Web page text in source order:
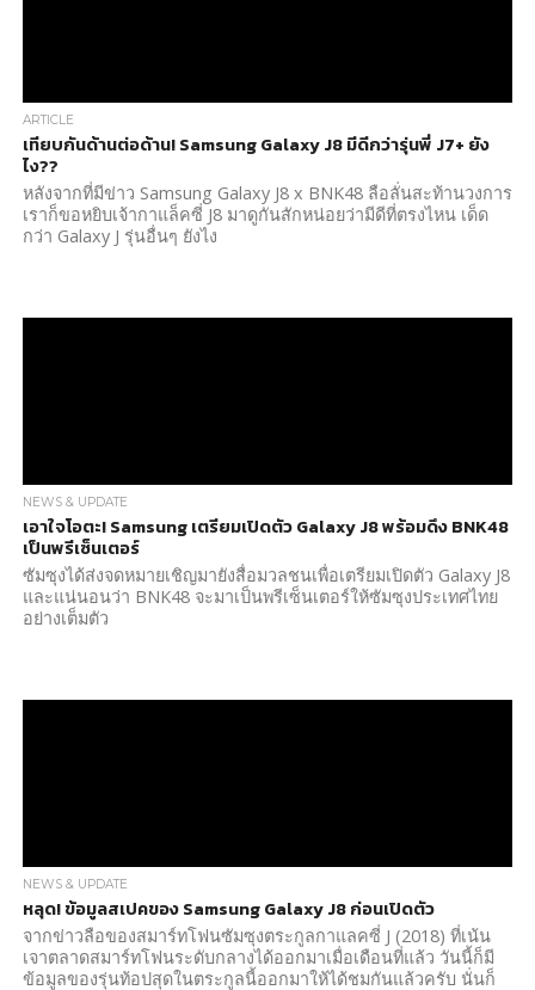
ARTICLE
เทียบกันด้านต่อด้าน! Samsung Galaxy J8 มีดีกว่ารุ่นพี่ J7+ ยัง
ไง??
หลังจากที่มีข่าว Samsung Galaxy J8 x BNK48 ลือลั่นสะท้านวงการ
เราก็ขอหยิบเจ้ากาแล็คซี่ J8 มาดูกันสักหน่อยว่ามีดีที่ตรงไหน เด็ด
กว่า Galaxy J รุ่นอื่นๆ ยังไง
NEWS & UPDATE
เอาใจโอตะ! Samsung เตรียมเปิดตัว Galaxy J8 พร้อมดึง BNK48
เป็นพรีเซ็นเตอร์
ซัมซุงได้ส่งจดหมายเชิญมายังสื่อมวลชนเพื่อเตรียมเปิดตัว Galaxy J8
และแน่นอนว่า BNK48 จะมาเป็นพรีเซ็นเตอร์ให้ซัมซุงประเทศไทย
อย่างเต็มตัว
NEWS & UPDATE
หลุด! ข้อมูลสเปคของ Samsung Galaxy J8 ก่อนเปิดตัว
จากข่าวลือของสมาร์ทโฟนซัมซุงตระกูลกาแลคซี่ J (2018) ที่เน้น
เจาตลาดสมาร์ทโฟนระดับกลางได้ออกมาเมื่อเดือนที่แล้ว วันนี้ก็มี
ข้อมูลของรุ่นท้อปสุดในตระกูลนี้ออกมาให้ได้ชมกันแล้วครับ นั่นก็